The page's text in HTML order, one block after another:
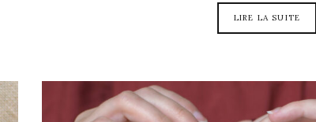
LIRE LA SUITE